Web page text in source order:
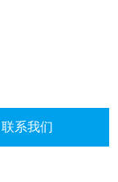
联系我们